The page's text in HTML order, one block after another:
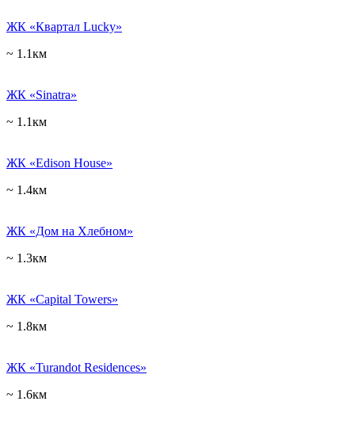
ЖК «Квартал Lucky»
~ 1.1км
ЖК «Sinatra»
~ 1.1км
ЖК «Edison House»
~ 1.4км
ЖК «Дом на Хлебном»
~ 1.3км
ЖК «Capital Towers»
~ 1.8км
ЖК «Turandot Residences»
~ 1.6км